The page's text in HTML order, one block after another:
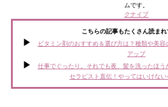
ムです。
クナイプ
こちらの記事もたくさん読ま
ビタミン剤のおすすめ＆選び方は？種類や美
アップ
仕事でぐったり。それでも夜、髪を洗ったほ
セラピスト直伝！やってはいけない